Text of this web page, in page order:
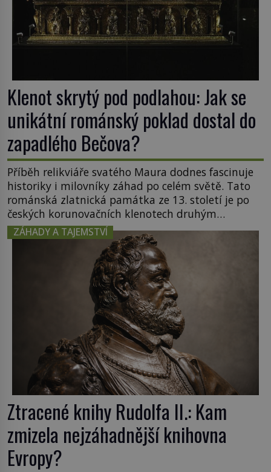
Klenot skrytý pod podlahou: Jak se
unikátní románský poklad dostal do
zapadlého Bečova?
Příběh relikviáře svatého Maura dodnes fascinuje
historiky i milovníky záhad po celém světě. Tato
románská zlatnická památka ze 13. století je po
českých korunovačních klenotech druhým
nejcennějším movitým majetkem v České
republice. Přestože byl klenot v roce 1985 po
dramatickém pátrání kriminalistů úspěšně
nalezen, jeho minulost stále obestírá hustá mlha.
Otázky, jak přesně se tato […]
ZÁHADY A TAJEMSTVÍ
Ztracené knihy Rudolfa II.: Kam
zmizela nejzáhadnější knihovna
Evropy?